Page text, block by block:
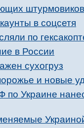
в соцсетя
по
в России
сухогруз
и новые
Украине